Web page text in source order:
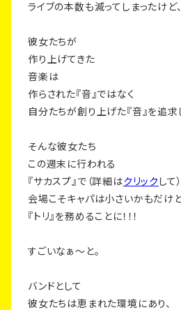
ライブの本数も減ってしまったけど、
彼女たちが
作り上げてきた
音楽は
作らされた『音』ではなく
自分たちが創り上げた『音』を追求
そんな彼女たち
この週末に行われる
『サカスプ』で（詳細はクリック して）
会場こそキャパは小さいかもだけど
『トリ』を務めることに！！！
すごいなぁ〜と。
バンドとして
彼女たちは恵まれた環境にあり、